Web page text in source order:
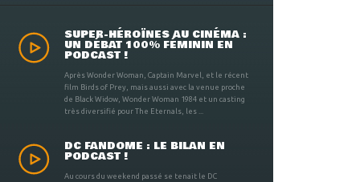
SUPER-HÉROÏNES AU CINÉMA :
UN DÉBAT 100% FÉMININ EN
PODCAST !
Après Wonder Woman, Captain Marvel, et le récent
film Birds of Prey, mais aussi avec la venue proche
de Black Widow, Wonder Woman 1984 et un casting
très diversifié pour The Eternals, les ...
DC FANDOME : LE BILAN EN
PODCAST !
Au cours du weekend passé se tenait le DC